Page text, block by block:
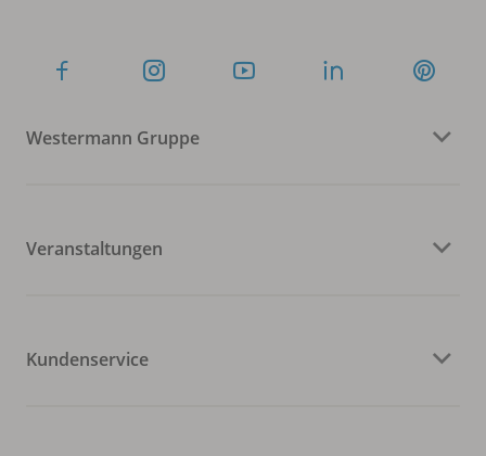
Westermann Gruppe
Veranstaltungen
Kundenservice